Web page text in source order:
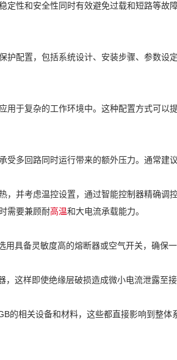
定性和安全性同时有效避免过载和短路等故
配置，包括系统设计、安装步骤、参数设
用于复杂的工作环境中。这种配置方式可以
受多回路同时运行带来的额外压力。通常建
并考虑温控设置，通过智能控制器精确调
需要兼顾耐高温和大电流承载能力。
具备灵敏度高的熔断器或空气开关，确保
这样即使绝缘层破损造成微小电流泄露至
的相关设备和材料，这些都直接影响到整体